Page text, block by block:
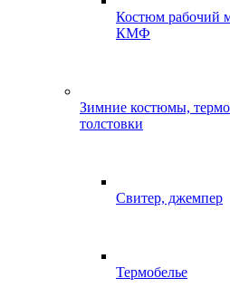
Костюм рабочий
КМФ
Зимние костюмы,
толстовки
Свитер, джемпер
Термобелье